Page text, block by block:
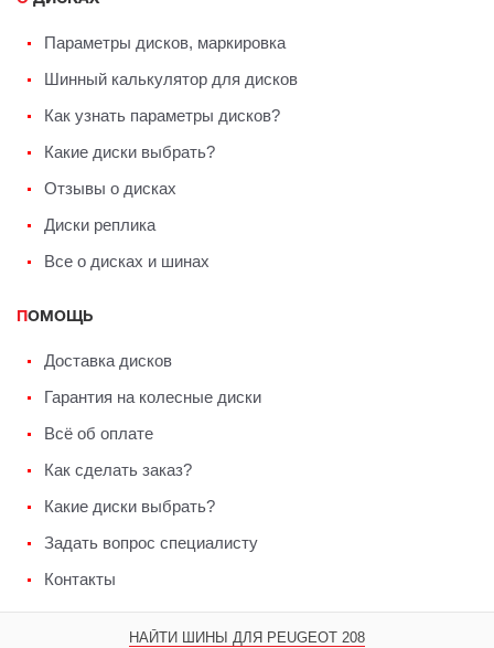
Параметры дисков, маркировка
Шинный калькулятор для дисков
Как узнать параметры дисков?
Какие диски выбрать?
Отзывы о дисках
Диски реплика
Все о дисках и шинах
ПОМОЩЬ
Доставка дисков
Гарантия на колесные диски
Всё об оплате
Как сделать заказ?
Какие диски выбрать?
Задать вопрос специалисту
Контакты
НАЙТИ ШИНЫ ДЛЯ PEUGEOT 208